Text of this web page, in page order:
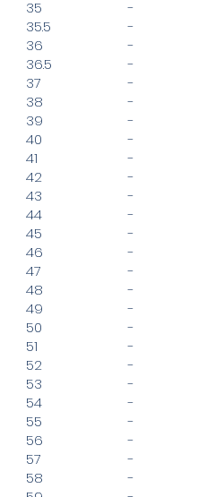
35
35.5
36
36.5
37
38
39
40
41
42
43
44
45
46
47
48
49
50
51
52
53
54
55
56
57
58
-
-
-
-
-
-
-
-
-
-
-
-
-
-
-
-
-
-
-
-
-
-
-
-
-
-